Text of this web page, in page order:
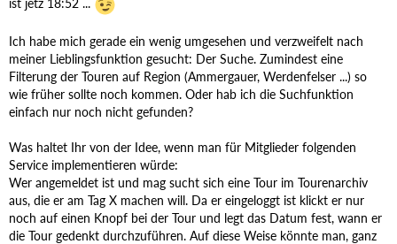
ist jetz 18:52 ...
Ich habe mich gerade ein wenig umgesehen und verzweifelt nach
meiner Lieblingsfunktion gesucht: Der Suche. Zumindest eine
Filterung der Touren auf Region (Ammergauer, Werdenfelser ...) so
wie früher sollte noch kommen. Oder hab ich die Suchfunktion
einfach nur noch nicht gefunden?
Was haltet Ihr von der Idee, wenn man für Mitglieder folgenden
Service implementieren würde:
Wer angemeldet ist und mag sucht sich eine Tour im Tourenarchiv
aus, die er am Tag X machen will. Da er eingeloggt ist klickt er nur
noch auf einen Knopf bei der Tour und legt das Datum fest, wann er
die Tour gedenkt durchzuführen. Auf diese Weise könnte man, ganz